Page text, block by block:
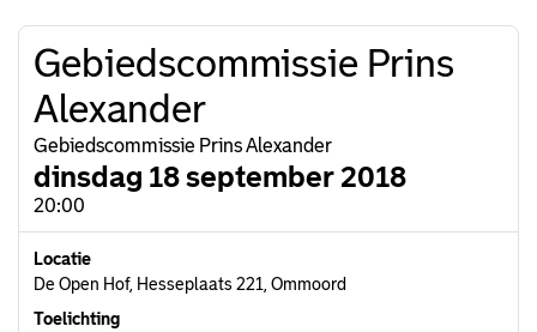
Gebiedscommissie Prins
Alexander
Gebiedscommissie Prins Alexander
dinsdag 18 september 2018
20:00
Locatie
De Open Hof, Hesseplaats 221, Ommoord
Toelichting